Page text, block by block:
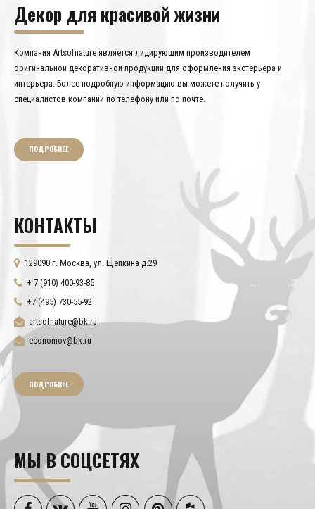
Декор для красивой жизни
Компания Artsofnature является лидирующим производителем
оригинальной декоративной продукции для оформления экстерьера и
интерьера. Более подробную информацию вы можете получить у
специалистов компании по телефону или по почте.
ПОДРОБНЕЕ
КОНТАКТЫ
129090 г. Москва, ул. Щепкина д.29
+ 7 (910) 400-93-85
+7 (495) 730-55-92
artsofnature@bk.ru
economov@bk.ru
ПОДРОБНЕЕ
МЫ В СОЦСЕТЯХ